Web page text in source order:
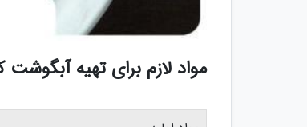
مواد لازم برای تهیه آبگوشت